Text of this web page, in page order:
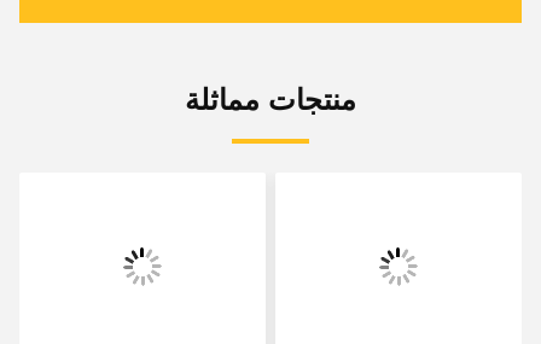
منتجات مماثلة